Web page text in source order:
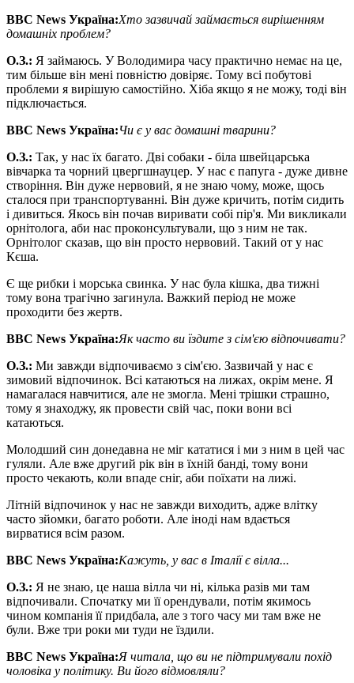
BBC News Україна:Хто зазвичай займається вирішенням
домашніх проблем?
О.З.: Я займаюсь. У Володимира часу практично немає на це,
тим більше він мені повністю довіряє. Тому всі побутові
проблеми я вирішую самостійно. Хіба якщо я не можу, тоді він
підключається.
BBC News Україна:Чи є у вас домашні тварини?
О.З.: Так, у нас їх багато. Дві собаки - біла швейцарська
вівчарка та чорний цвергшнауцер. У нас є папуга - дуже дивне
створіння. Він дуже нервовий, я не знаю чому, може, щось
сталося при транспортуванні. Він дуже кричить, потім сидить
і дивиться. Якось він почав виривати собі пір'я. Ми викликали
орнітолога, аби нас проконсультували, що з ним не так.
Орнітолог сказав, що він просто нервовий. Такий от у нас
Кєша.
Є ще рибки і морська свинка. У нас була кішка, два тижні
тому вона трагічно загинула. Важкий період не може
проходити без жертв.
BBC News Україна:Як часто ви їздите з сім'єю відпочивати?
О.З.: Ми завжди відпочиваємо з сім'єю. Зазвичай у нас є
зимовий відпочинок. Всі катаються на лижах, окрім мене. Я
намагалася навчитися, але не змогла. Мені трішки страшно,
тому я знаходжу, як провести свій час, поки вони всі
катаються.
Молодший син донедавна не міг кататися і ми з ним в цей час
гуляли. Але вже другий рік він в їхній банді, тому вони
просто чекають, коли впаде сніг, аби поїхати на лижі.
Літній відпочинок у нас не завжди виходить, адже влітку
часто зйомки, багато роботи. Але іноді нам вдається
вирватися всім разом.
BBC News Україна:Кажуть, у вас в Італії є вілла...
О.З.: Я не знаю, це наша вілла чи ні, кілька разів ми там
відпочивали. Спочатку ми її орендували, потім якимось
чином компанія її придбала, але з того часу ми там вже не
були. Вже три роки ми туди не їздили.
BBC News Україна:Я читала, що ви не підтримували похід
чоловіка у політику. Ви його відмовляли?